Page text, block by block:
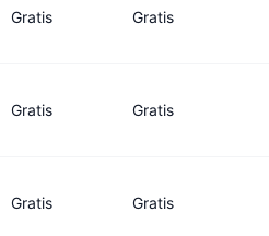
Gratis Gratis
Gratis Gratis
Gratis Gratis